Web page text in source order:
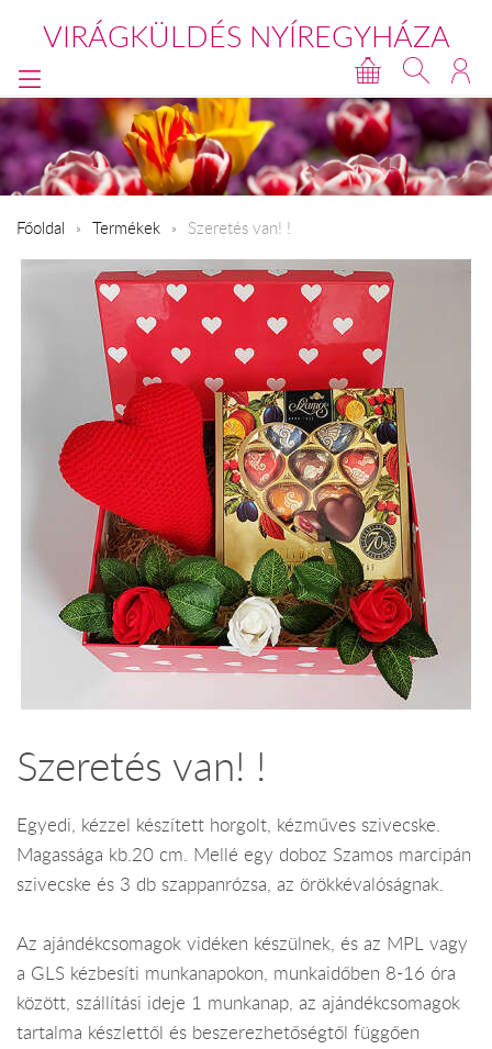
VIRÁGKÜLDÉS NYÍREGYHÁZA
Főoldal Termékek Szeretés van! !
Szeretés van! !
Egyedi, kézzel készített horgolt, kézműves szivecske.
Magassága kb.20 cm. Mellé egy doboz Szamos marcipán
szivecske és 3 db szappanrózsa, az örökkévalóságnak.
Az ajándékcsomagok vidéken készülnek, és az MPL vagy
a GLS kézbesíti munkanapokon, munkaidőben 8-16 óra
között, szállítási ideje 1 munkanap, az ajándékcsomagok
tartalma készlettől és beszerezhetőségtől függően